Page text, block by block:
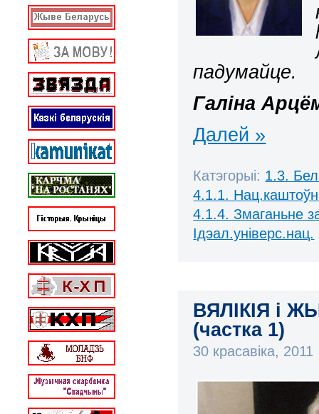
падумайце.
Галіна
Далей »
Катэгорыі: 1.3.
4.1.1.
4.1.4. Змаганьне
Ідэал.універс.нац.
ВЯЛІКІЯ і
(частка 1)
30 красавіка, 2011